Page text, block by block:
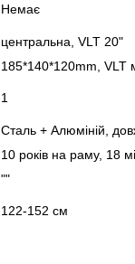
Немає
центральна, VLT 20"
185*140*120mm, VLT
1
Сталь + Алюміній,
10 років на раму, 18
""
122-152 см